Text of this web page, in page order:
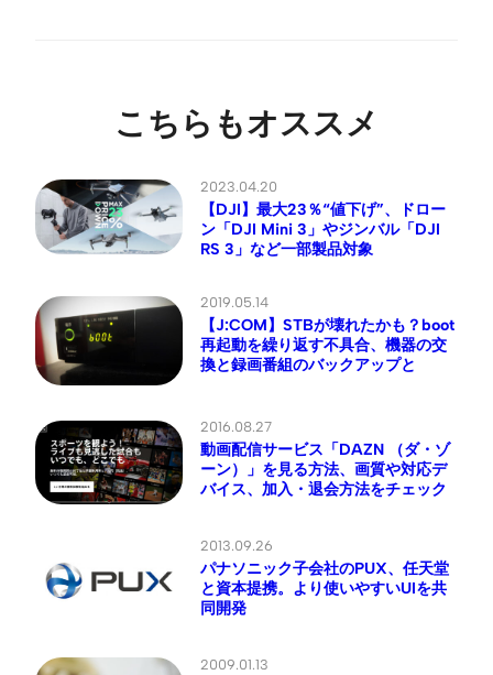
こちらもオススメ
2023.04.20
【DJI】最大23％“値下げ”、ドロー
ン「DJI Mini 3」やジンバル「DJI
RS 3」など一部製品対象
2019.05.14
【J:COM】STBが壊れたかも？boot
再起動を繰り返す不具合、機器の交
換と録画番組のバックアップと
2016.08.27
動画配信サービス「DAZN （ダ・ゾ
ーン）」を見る方法、画質や対応デ
バイス、加入・退会方法をチェック
2013.09.26
パナソニック子会社のPUX、任天堂
と資本提携。より使いやすいUIを共
同開発
2009.01.13